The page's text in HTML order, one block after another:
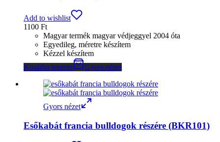
Add to wishlist
1100 Ft
Magyar termék magyar védjeggyel 2004 óta
Egyedileg, méretre készítem
Kézzel készítem
Kosárba teszem
Gyors nézet
Gyors nézet
Esőkabát francia bulldogok részére (BKR101)